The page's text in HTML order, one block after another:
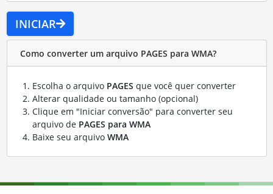
INICIAR
Como converter um arquivo PAGES para WMA?
Escolha o arquivo PAGES que você quer converter
Alterar qualidade ou tamanho (opcional)
Clique em "Iniciar conversão" para converter seu
arquivo de PAGES para WMA
Baixe seu arquivo WMA